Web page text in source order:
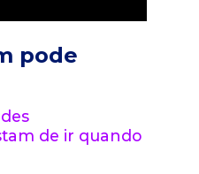
pode
de ir quando